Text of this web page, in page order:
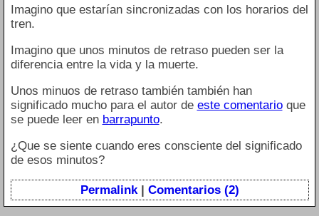
Imagino que estarían sincronizadas con los horarios del
tren.
Imagino que unos minutos de retraso pueden ser la
diferencia entre la vida y la muerte.
Unos minuos de retraso también también han
significado mucho para el autor de este comentarioque
se puede leer en barrapunto.
¿Que se siente cuando eres consciente del significado
de esos minutos?
Permalink| Comentarios (2)